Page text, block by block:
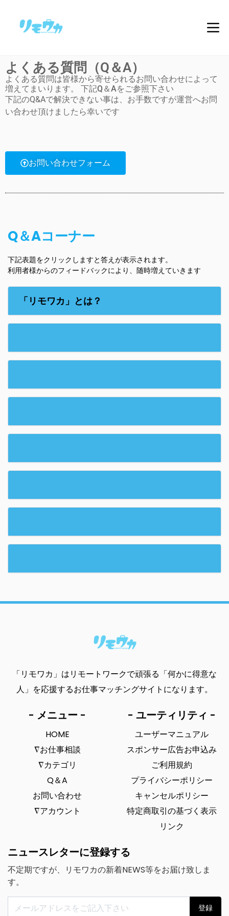
よくある質問（Q＆A）
よくある質問は皆様から寄せられるお問い合わせによって
増えてまいります。 下記Q＆Aをご参照下さい
下記のQ&Aで解決できない事は、お手数ですが運営へお問
い合わせ頂けましたら幸いです
お問い合わせフォーム
Q＆Aコーナー
下記表題をクリックしますと答えが表示されます。
利用者様からのフィードバックにより、随時増えていきます
「リモワカ」とは？
「リモワカ」はリモートワークで頑張る「何かに得意な
人」を応援するお仕事マッチングサイトになります。
- メニュー -
HOME
∇お仕事相談
∇カテゴリ
Q＆A
お問い合わせ
∇アカウント
- ユーティリティ -
ユーザーマニュアル
スポンサー広告お申込み
ご利用規約
プライバシーポリシー
キャンセルポリシー
特定商取引の基づく表示
リンク
ニュースレターに登録する
不定期ですが、リモワカの新着NEWS等をお届け致しま
す。
登録